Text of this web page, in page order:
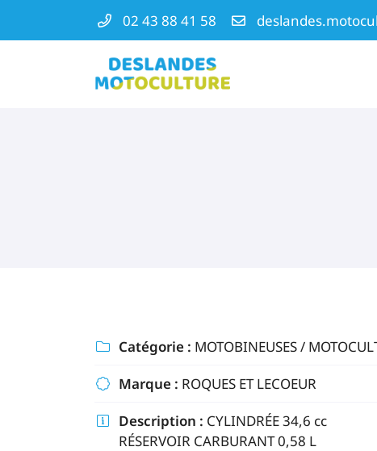
02 43 88 41 58
ZA La Molière
72540 MAREIL-EN-CHAMPAGNE
02 43 88 41 58
En cochant cette case, vous consentez à recevoir nos propositions
désinscrire à tout moment en utilisantle formulaire de désinscription
INSCRIPTION
 Catégorie : MOTOBINEUSES /
 Marque : ROQUES ET LECOEUR
 Description : CYLINDRÉE 34,6 cc
RÉSERVOIR CARBURANT 0,58 L